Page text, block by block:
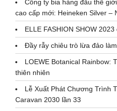
Công ty bia hàng đầu thế
cao cấp mới: Heineken Silver –
ELLE FASHION SHOW
Đầy rẫy chiêu trò lừa đảo
LOEWE Botanical Rainbow:
thiên nhiên
Lễ Xuất Phát Chương Trình
Caravan 2030 lần 33